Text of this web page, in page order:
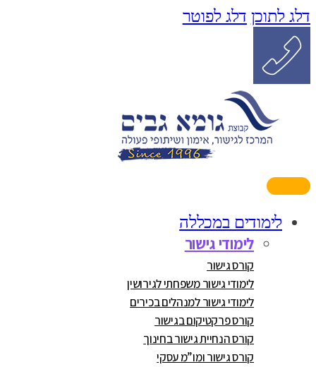
דלג לתוכן דלג לפוטר
לימודים במכללה
לימודי גישור
קורס גישור
לימודי גישור משפחתי לגירושין
לימודי גישור למנהלים בכירים
קורס פרקטיקום בגישור
קורס הנחיית גישור בחינוך
קורס גישור ומו”מ עסקי